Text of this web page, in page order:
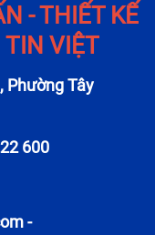
- THIẾT KẾ
TIN VIỆT
Phường Tây
600
-